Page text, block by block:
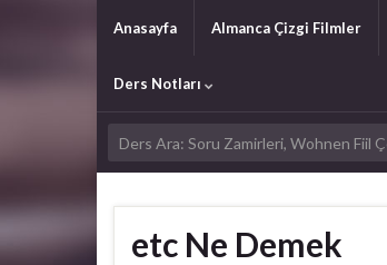
Anasayfa Almanca Çizgi Filmler
Ders Notları
etc Ne Demek